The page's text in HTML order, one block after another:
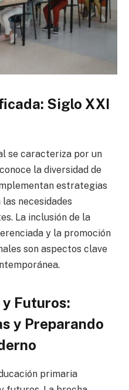
Siglo XXI
se caracteriza por un
la diversidad de
estrategias
necesidades
La inclusión de la
y la promoción
son aspectos clave
Futuros:
y Preparando
primaria